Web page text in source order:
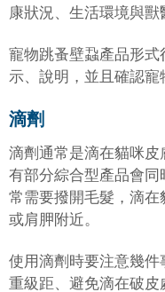
康狀況、生活環境與獸
寵物跳蚤壁蝨產品形
示、說明，並且確認寵
滴劑
滴劑通常是滴在貓咪
有部分綜合型產品會同
常需要撥開毛髮，滴
或肩胛附近。
使用滴劑時要注意幾
重級距、避免滴在破